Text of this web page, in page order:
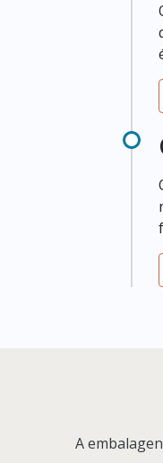
A